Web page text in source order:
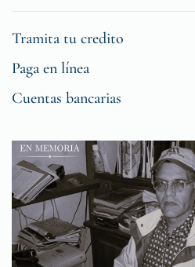
Tramita tu credito
Paga en línea
Cuentas bancarias